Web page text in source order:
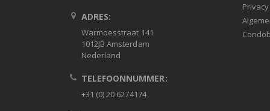
ADRES:
Warmoesstraat 141
1012JB Amsterdam
Nederland
TELEFOONNUMMER:
+31 (0) 20 6274174